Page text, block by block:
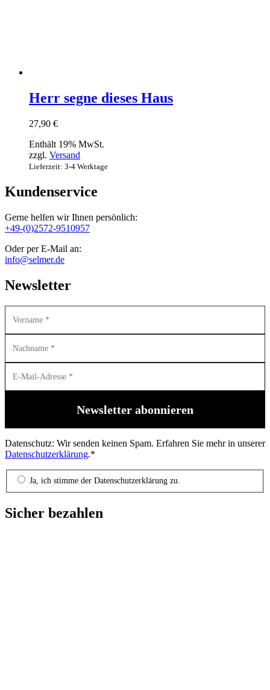
Herr segne dieses Haus
27,90 €
Enthält 19% MwSt.
zzgl. Versand
Lieferzeit: 3-4 Werktage
Kundenservice
Gerne helfen wir Ihnen persönlich:
+49-(0)2572-9510957
Oder per E-Mail an:
info@selmer.de
Newsletter
Datenschutz: Wir senden keinen Spam. Erfahren Sie mehr in unserer
Datenschutzerklärung.*
Ja, ich stimme der Datenschutzerklärung zu.
Sicher bezahlen